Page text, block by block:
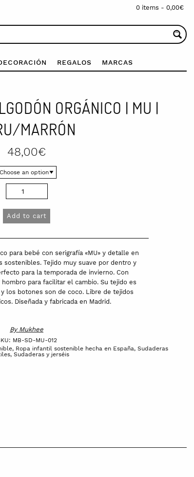
0 items - 0,00€
REGALOS MARCAS
ORGÁNICO | MU |
MARRÓN
48,00€
Add to cart
para bebé con serigrafía «MU» y detalle en
sostenibles. Tejido muy suave por dentro y
para la temporada de invierno. Con
para facilitar el cambio. Su tejido es
y los botones son de coco. Libre de tejidos
Diseñada y fabricada en Madrid.
By Mukhee
MB-SD-MU-012
, Ropa infantil sostenible hecha en España, Sudaderas
, Sudaderas y jerséis